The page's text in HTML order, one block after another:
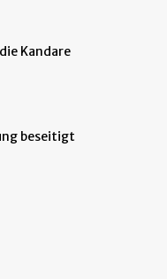
Kandare
beseitigt